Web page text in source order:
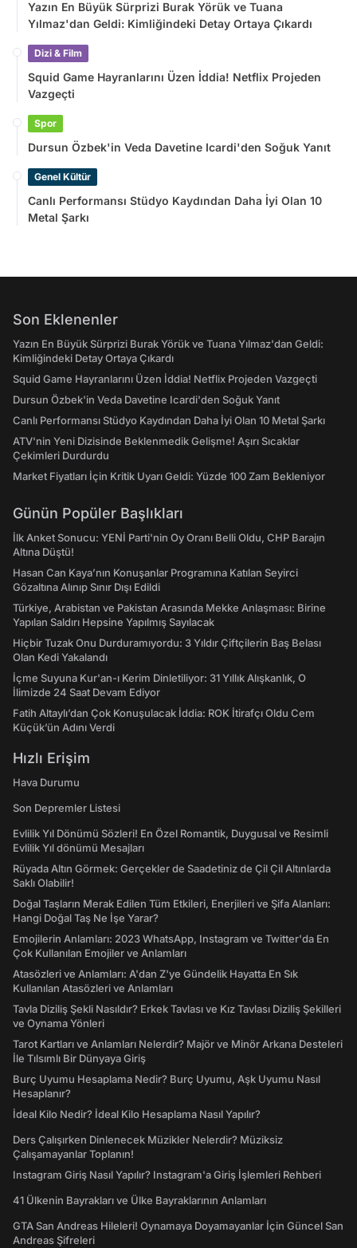
Yazın En Büyük Sürprizi Burak Yörük ve Tuana
Yılmaz'dan Geldi: Kimliğindeki Detay Ortaya Çıkardı
Dizi & Film
Squid Game Hayranlarını Üzen İddia! Netflix Projeden
Vazgeçti
Spor
Dursun Özbek'in Veda Davetine Icardi'den Soğuk Yanıt
Genel Kültür
Canlı Performansı Stüdyo Kaydından Daha İyi Olan 10
Metal Şarkı
Son Eklenenler
Yazın En Büyük Sürprizi Burak Yörük ve Tuana Yılmaz'dan Geldi:
Kimliğindeki Detay Ortaya Çıkardı
Squid Game Hayranlarını Üzen İddia! Netflix Projeden Vazgeçti
Dursun Özbek'in Veda Davetine Icardi'den Soğuk Yanıt
Canlı Performansı Stüdyo Kaydından Daha İyi Olan 10 Metal Şarkı
ATV'nin Yeni Dizisinde Beklenmedik Gelişme! Aşırı Sıcaklar
Çekimleri Durdurdu
Market Fiyatları İçin Kritik Uyarı Geldi: Yüzde 100 Zam Bekleniyor
Günün Popüler Başlıkları
İlk Anket Sonucu: YENİ Parti'nin Oy Oranı Belli Oldu, CHP Barajın
Altına Düştü!
Hasan Can Kaya’nın Konuşanlar Programına Katılan Seyirci
Gözaltına Alınıp Sınır Dışı Edildi
Türkiye, Arabistan ve Pakistan Arasında Mekke Anlaşması: Birine
Yapılan Saldırı Hepsine Yapılmış Sayılacak
Hiçbir Tuzak Onu Durduramıyordu: 3 Yıldır Çiftçilerin Baş Belası
Olan Kedi Yakalandı
İçme Suyuna Kur'an-ı Kerim Dinletiliyor: 31 Yıllık Alışkanlık, O
İlimizde 24 Saat Devam Ediyor
Fatih Altaylı’dan Çok Konuşulacak İddia: ROK İtirafçı Oldu Cem
Küçük’ün Adını Verdi
Hızlı Erişim
Hava Durumu
Son Depremler Listesi
Evlilik Yıl Dönümü Sözleri! En Özel Romantik, Duygusal ve Resimli
Evlilik Yıl dönümü Mesajları
Rüyada Altın Görmek: Gerçekler de Saadetiniz de Çil Çil Altınlarda
Saklı Olabilir!
Doğal Taşların Merak Edilen Tüm Etkileri, Enerjileri ve Şifa Alanları:
Hangi Doğal Taş Ne İşe Yarar?
Emojilerin Anlamları: 2023 WhatsApp, Instagram ve Twitter'da En
Çok Kullanılan Emojiler ve Anlamları
Atasözleri ve Anlamları: A'dan Z'ye Gündelik Hayatta En Sık
Kullanılan Atasözleri ve Anlamları
Tavla Diziliş Şekli Nasıldır? Erkek Tavlası ve Kız Tavlası Diziliş Şekilleri
ve Oynama Yönleri
Tarot Kartları ve Anlamları Nelerdir? Majör ve Minör Arkana Desteleri
İle Tılsımlı Bir Dünyaya Giriş
Burç Uyumu Hesaplama Nedir? Burç Uyumu, Aşk Uyumu Nasıl
Hesaplanır?
İdeal Kilo Nedir? İdeal Kilo Hesaplama Nasıl Yapılır?
Ders Çalışırken Dinlenecek Müzikler Nelerdir? Müziksiz
Çalışamayanlar Toplanın!
Instagram Giriş Nasıl Yapılır? Instagram'a Giriş İşlemleri Rehberi
41 Ülkenin Bayrakları ve Ülke Bayraklarının Anlamları
GTA San Andreas Hileleri! Oynamaya Doyamayanlar İçin Güncel San
Andreas Şifreleri